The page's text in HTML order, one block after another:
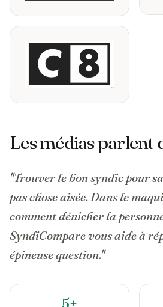
Les médias parlent
"Trouver le bon syndic pour
pas chose aisée. Dans le
comment dénicher la
SyndiCompare vous aide à
épineuse question."
5+